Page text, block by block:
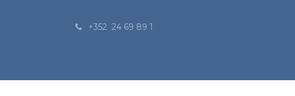
+352 24 69 89 1